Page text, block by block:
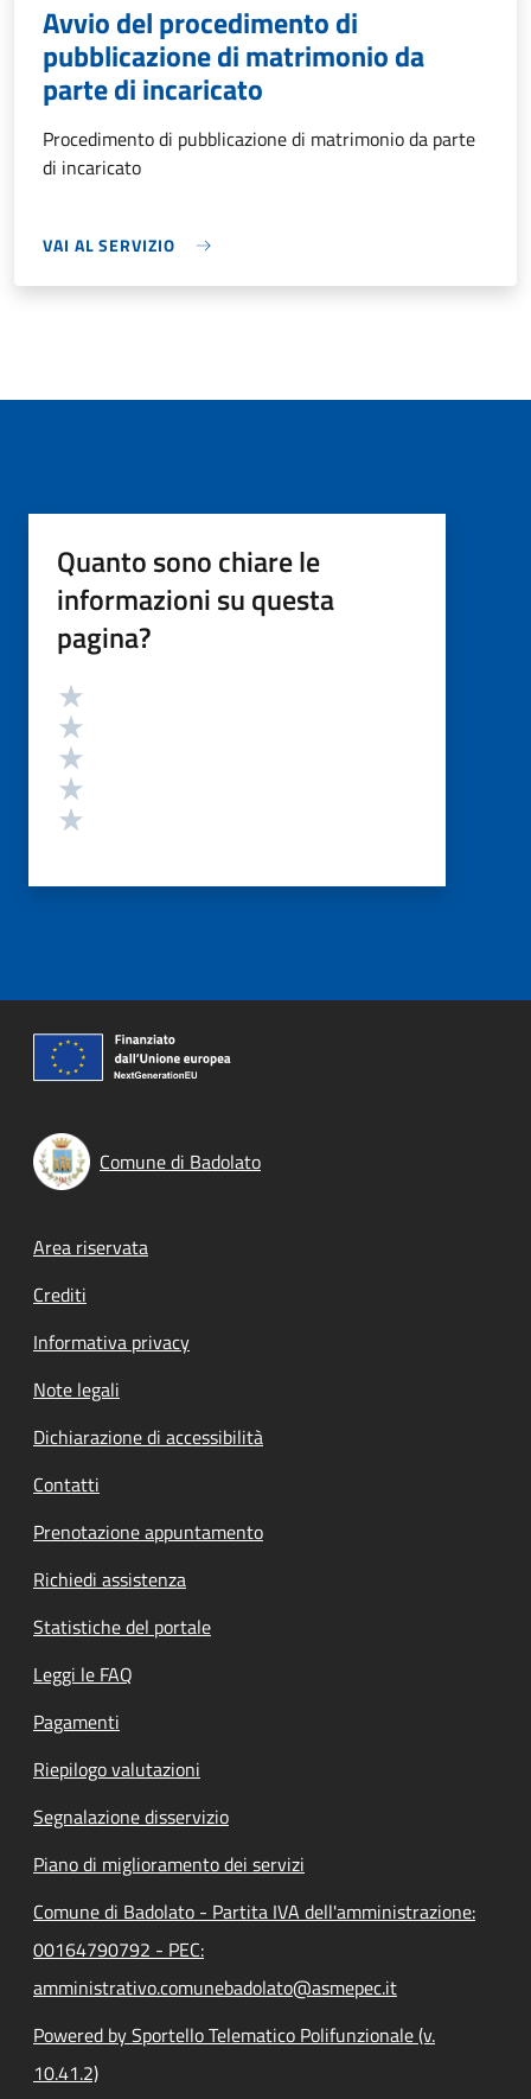
Avvio del procedimento di
pubblicazione di matrimonio da
parte di incaricato
Procedimento di pubblicazione di matrimonio da parte
di incaricato
VAI AL SERVIZIO
Quanto sono chiare le
informazioni su questa
pagina?
Valutazione
Comune di Badolato
Footer menu
Area riservata
Crediti
Informativa privacy
Note legali
Dichiarazione di accessibilità
Contatti
Prenotazione appuntamento
Richiedi assistenza
Statistiche del portale
Leggi le FAQ
Pagamenti
Riepilogo valutazioni
Segnalazione disservizio
Piano di miglioramento dei servizi
Comune di Badolato - Partita IVA dell'amministrazione:
00164790792 - PEC:
amministrativo.comunebadolato@asmepec.it
Powered by Sportello Telematico Polifunzionale (v.
10.41.2)